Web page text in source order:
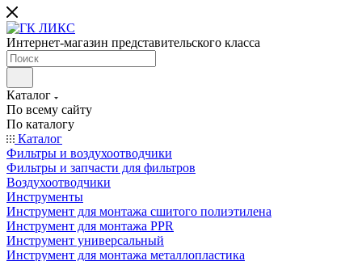
Интернет-магазин представительского класса
Каталог
По всему сайту
По каталогу
Каталог
Фильтры и воздухоотводчики
Фильтры и запчасти для фильтров
Воздухоотводчики
Инструменты
Инструмент для монтажа сшитого полиэтилена
Инструмент для монтажа PPR
Инструмент универсальный
Инструмент для монтажа металлопластика